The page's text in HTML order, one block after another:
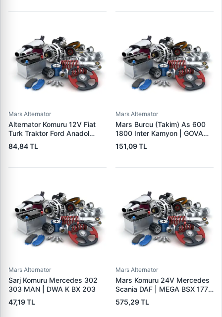
Mars Alternator
Alternator Komuru 12V Fiat
Turk Traktor Ford Anadol
Otokar Otoyol Iveco | MEGA
A 125 | OEM A125
84,84 TL
Mars Alternator
Mars Burcu (Takim) As 600
1800 Inter Kamyon | GOVA
B053-054-055
151,09 TL
Mars Alternator
Sarj Komuru Mercedes 302
303 MAN | DWA K BX 203
47,19 TL
Mars Alternator
Mars Komuru 24V Mercedes
Scania DAF | MEGA BSX 177 |
OEM BSX177
575,29 TL